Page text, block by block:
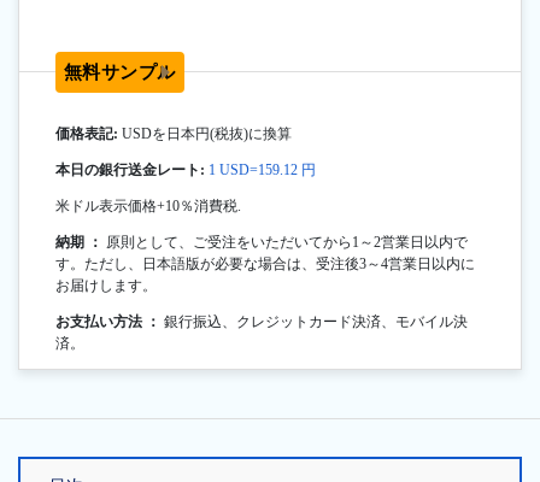
無料サンプル
価格表記: USDを日本円(税抜)に換算
本日の銀行送金レート: 1 USD=159.12 円
米ドル表示価格+10％消費税.
納期 ： 原則として、ご受注をいただいてから1～2営業日以内で
す。ただし、日本語版が必要な場合は、受注後3～4営業日以内に
お届けします。
お支払い方法 ： 銀行振込、クレジットカード決済、モバイル決
済。